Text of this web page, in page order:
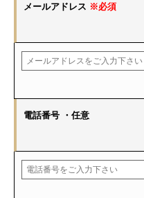
メールアドレス ※必須
電話番号 ・任意